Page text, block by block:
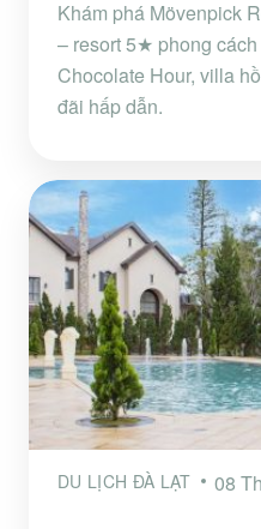
Khám phá Mövenpick
– resort 5★ phong
Chocolate Hour, villa
đãi hấp dẫn.
DU LỊCH ĐÀ LẠT 08